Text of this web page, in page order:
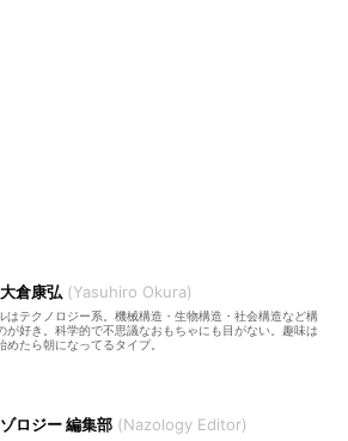
大倉康弘 Yasuhiro Okura
はテクノロジー系。機械構造・生物構造・社会構造など構
が好き。科学的で不思議なおもちゃにも目がない。趣味は
めたら朝になってるタイプ。
ロジー 編集部 Nazology Editor